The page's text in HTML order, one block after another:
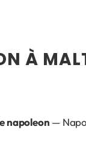
À
napoleon —